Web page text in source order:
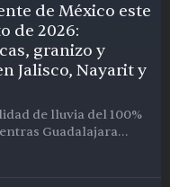
de México este
de 2026:
granizo y
Jalisco, Nayarit y
de lluvia del 100%
Guadalajara
56.5 km/h y 13